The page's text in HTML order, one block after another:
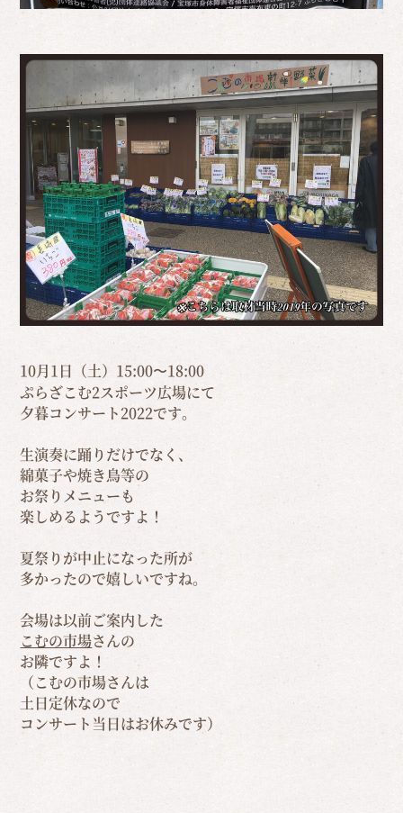
10月1日（土）15:00〜18:00
ぷらざこむ2スポーツ広場にて
夕暮コンサート2022です。
生演奏に踊りだけでなく、
綿菓子や焼き鳥等の
お祭りメニューも
楽しめるようですよ！
夏祭りが中止になった所が
多かったので嬉しいですね。
会場は以前ご案内した
こむの市場さんの
お隣ですよ！
（こむの市場さんは
土日定休なので
コンサート当日はお休みです）